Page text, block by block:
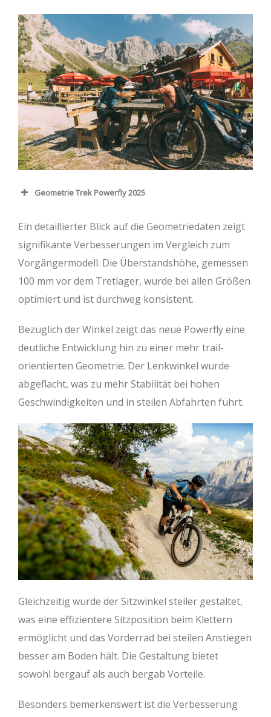
Geometrie Trek Powerfly 2025
Full Suspension
Rahmengröße M XL
Oberrohr (mm) 571 612 640
Steuerrohr (mm) 133 108 123 143
Lenkwinkel (°) 65,5 66,5 66,5 66,5
Sitzwinkel (°) 73 73,3 73,4 74,6
Kettenstrebe (mm) 442 461 461 461
BB Drop (mm) 45 65
Reach (mm) 410 440 465 490
Stack (mm) 599 641 655 673
Radstand (mm) 1151 1195 1226 1259
Rahmengröße S M L XL
Steuerrohr (mm) 110 130
Lenkwinkel (°) 65 66 66 66
Ein detaillierter Blick auf die Geometriedaten zeigt
signifikante Verbesserungen im Vergleich zum
Vorgängermodell. Die Überstandshöhe, gemessen
100 mm vor dem Tretlager, wurde bei allen Größen
optimiert und ist durchweg konsistent.
Bezüglich der Winkel zeigt das neue Powerfly eine
deutliche Entwicklung hin zu einer mehr trail-
orientierten Geometrie. Der Lenkwinkel wurde
abgeflacht, was zu mehr Stabilität bei hohen
Geschwindigkeiten und in steilen Abfahrten führt.
Gleichzeitig wurde der Sitzwinkel steiler gestaltet,
was eine effizientere Sitzposition beim Klettern
ermöglicht und das Vorderrad bei steilen Anstiegen
besser am Boden hält. Die Gestaltung bietet
sowohl bergauf als auch bergab Vorteile.
Besonders bemerkenswert ist die Verbesserung